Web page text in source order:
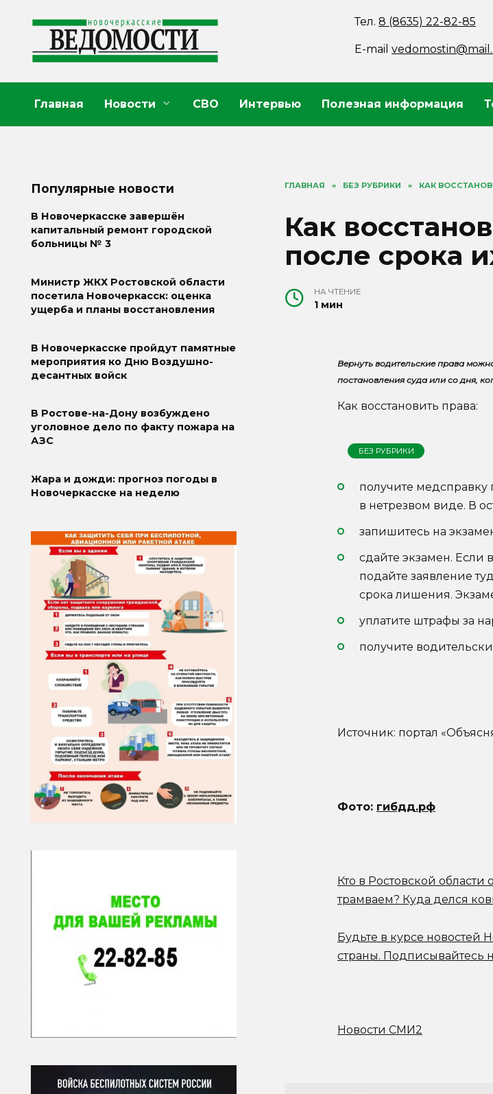
содержанию
Тел.8 (8635) 22-82-85
E-mail
Главная Новости СВО Интервью Полезная информация
ГЛАВНАЯ » БЕЗ РУБРИКИ » КАК
Как
после срока
НА ЧТЕНИЕ
1 мин
Вернуть водительские права
постановления суда или со дня,
Как восстановить права:
БЕЗ РУБРИКИ
получите
в нетрезвом виде. В
запишитесь на
сдайте экзамен. Если
подайте заявление
срока лишения.
уплатите штрафы за
получите
Источник: портал
Фото: гибдд.рф
Кто в Ростовской
трамваем? Куда делся
Будьте в курсе новостей
страны. Подписывайтесь
Новости СМИ2
Популярные новости
В Новочеркасске завершён
капитальный ремонт городской
больницы № 3
Министр ЖКХ Ростовской области
посетила Новочеркасск: оценка
ущерба и планы восстановления
В Новочеркасске пройдут памятные
мероприятия ко Дню Воздушно-
десантных войск
В Ростове-на-Дону возбуждено
уголовное дело по факту пожара на
АЗС
Жара и дожди: прогноз погоды в
Новочеркасске на неделю